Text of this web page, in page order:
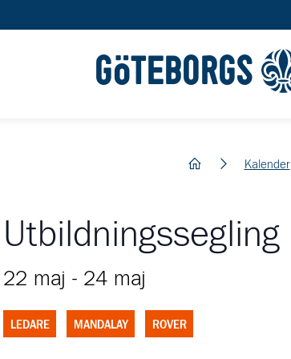
GÖTEBORGS
hem Kalender
Utbildningssegling
22 maj - 24 maj
LEDARE MANDALAY ROVER